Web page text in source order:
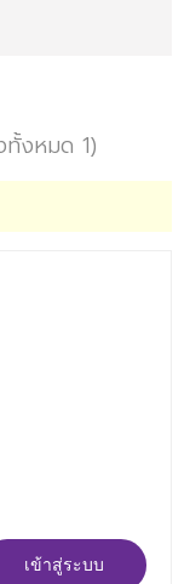
ทั้งหมด 1)
เข้าสู่ระบบ